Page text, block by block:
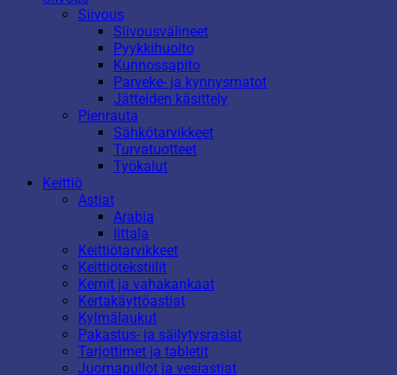
Siivous
Siivousvälineet
Pyykkihuolto
Kunnossapito
Parveke- ja kynnysmatot
Jätteiden käsittely
Pienrauta
Sähkötarvikkeet
Turvatuotteet
Työkalut
Keittiö
Astiat
Arabia
Iittala
Keittiötarvikkeet
Keittiötekstiilit
Kernit ja vahakankaat
Kertakäyttöastiat
Kylmälaukut
Pakastus- ja säilytysrasiat
Tarjottimet ja tabletit
Juomapullot ja vesiastiat